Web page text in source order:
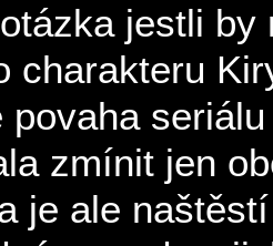
jestli by
charakteru
povaha
zmínit jen
je ale